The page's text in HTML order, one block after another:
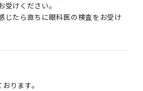
受けください。
じたら直ちに眼科医の検査をお受け
ります。